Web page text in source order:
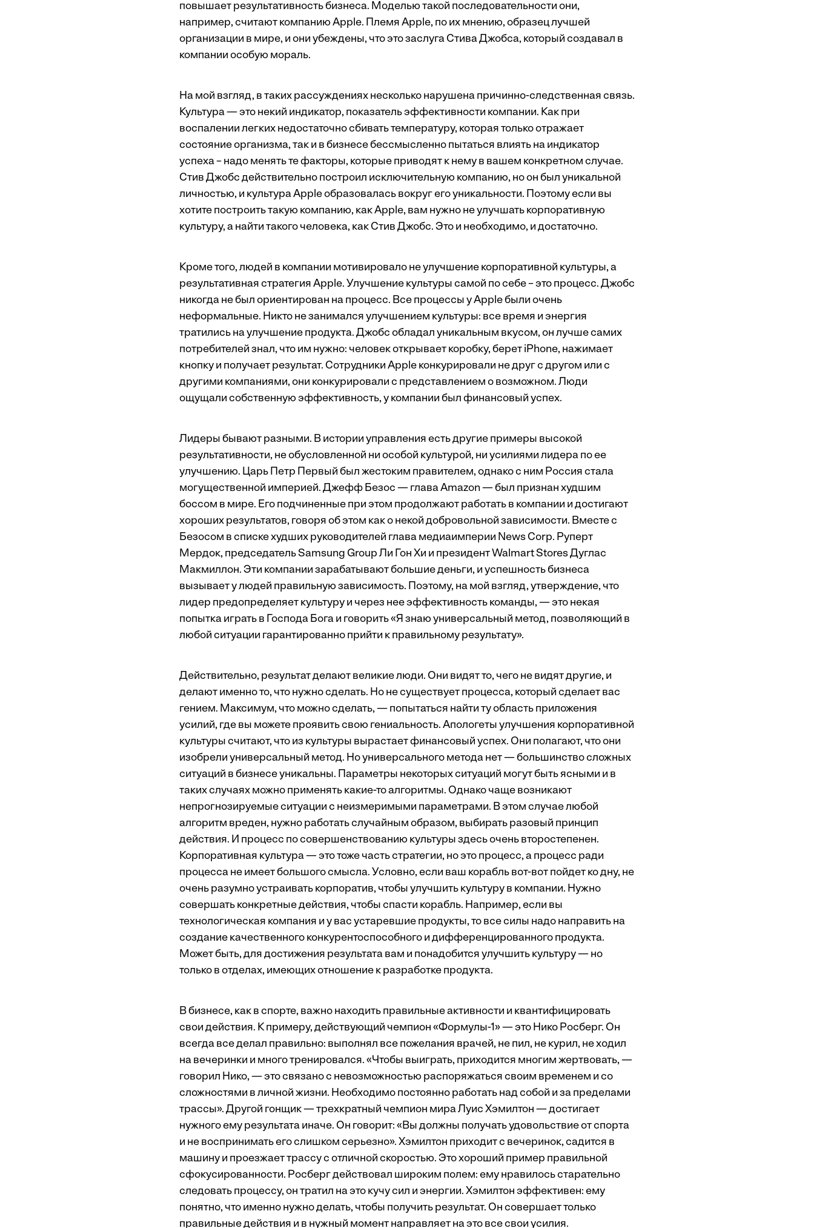
повышает результативность бизнеса. Моделью такой последовательности они,
например, считают компанию Apple. Племя Apple, по их мнению, образец лучшей
организации в мире, и они убеждены, что это заслуга Стива Джобса, который создавал в
компании особую мораль.
На мой взгляд, в таких рассуждениях несколько нарушена причинно-следственная связь.
Культура — это некий индикатор, показатель эффективности компании. Как при
воспалении легких недостаточно сбивать температуру, которая только отражает
состояние организма, так и в бизнесе бессмысленно пытаться влиять на индикатор
успеха – надо менять те факторы, которые приводят к нему в вашем конкретном случае.
Стив Джобс действительно построил исключительную компанию, но он был уникальной
личностью, и культура Apple образовалась вокруг его уникальности. Поэтому если вы
хотите построить такую компанию, как Apple, вам нужно не улучшать корпоративную
культуру, а найти такого человека, как Стив Джобс. Это и необходимо, и достаточно.
Кроме того, людей в компании мотивировало не улучшение корпоративной культуры, а
результативная стратегия Apple. Улучшение культуры самой по себе – это процесс. Джобс
никогда не был ориентирован на процесс. Все процессы у Apple были очень
неформальные. Никто не занимался улучшением культуры: все время и энергия
тратились на улучшение продукта. Джобс обладал уникальным вкусом, он лучше самих
потребителей знал, что им нужно: человек открывает коробку, берет iPhone, нажимает
кнопку и получает результат. Сотрудники Apple конкурировали не друг с другом или с
другими компаниями, они конкурировали с представлением о возможном. Люди
ощущали собственную эффективность, у компании был финансовый успех.
Лидеры бывают разными. В истории управления есть другие примеры высокой
результативности, не обусловленной ни особой культурой, ни усилиями лидера по ее
улучшению. Царь Петр Первый был жестоким правителем, однако с ним Россия стала
могущественной империей. Джефф Безос — глава Amazon — был признан худшим
боссом в мире. Его подчиненные при этом продолжают работать в компании и достигают
хороших результатов, говоря об этом как о некой добровольной зависимости. Вместе с
Безосом в списке худших руководителей глава медиаимперии News Corp. Руперт
Мердок, председатель Samsung Group Ли Гон Хи и президент Walmart Stores Дуглас
Макмиллон. Эти компании зарабатывают большие деньги, и успешность бизнеса
вызывает у людей правильную зависимость. Поэтому, на мой взгляд, утверждение, что
лидер предопределяет культуру и через нее эффективность команды, — это некая
попытка играть в Господа Бога и говорить «Я знаю универсальный метод, позволяющий в
любой ситуации гарантированно прийти к правильному результату».
Действительно, результат делают великие люди. Они видят то, чего не видят другие, и
делают именно то, что нужно сделать. Но не существует процесса, который сделает вас
гением. Максимум, что можно сделать, — попытаться найти ту область приложения
усилий, где вы можете проявить свою гениальность. Апологеты улучшения корпоративной
культуры считают, что из культуры вырастает финансовый успех. Они полагают, что они
изобрели универсальный метод. Но универсального метода нет — большинство сложных
ситуаций в бизнесе уникальны. Параметры некоторых ситуаций могут быть ясными и в
таких случаях можно применять какие-то алгоритмы. Однако чаще возникают
непрогнозируемые ситуации с неизмеримыми параметрами. В этом случае любой
алгоритм вреден, нужно работать случайным образом, выбирать разовый принцип
действия. И процесс по совершенствованию культуры здесь очень второстепенен.
Корпоративная культура — это тоже часть стратегии, но это процесс, а процесс ради
процесса не имеет большого смысла. Условно, если ваш корабль вот-вот пойдет ко дну, не
очень разумно устраивать корпоратив, чтобы улучшить культуру в компании. Нужно
совершать конкретные действия, чтобы спасти корабль. Например, если вы
технологическая компания и у вас устаревшие продукты, то все силы надо направить на
создание качественного конкурентоспособного и дифференцированного продукта.
Может быть, для достижения результата вам и понадобится улучшить культуру — но
только в отделах, имеющих отношение к разработке продукта.
В бизнесе, как в спорте, важно находить правильные активности и квантифицировать
свои действия. К примеру, действующий чемпион «Формулы-1» — это Нико Росберг. Он
всегда все делал правильно: выполнял все пожелания врачей, не пил, не курил, не ходил
на вечеринки и много тренировался. «Чтобы выиграть, приходится многим жертвовать, —
говорил Нико, — это связано с невозможностью распоряжаться своим временем и со
сложностями в личной жизни. Необходимо постоянно работать над собой и за пределами
трассы». Другой гонщик — трехкратный чемпион мира Луис Хэмилтон — достигает
нужного ему результата иначе. Он говорит: «Вы должны получать удовольствие от спорта
и не воспринимать его слишком серьезно». Хэмилтон приходит с вечеринок, садится в
машину и проезжает трассу с отличной скоростью. Это хороший пример правильной
сфокусированности. Росберг действовал широким полем: ему нравилось старательно
следовать процессу, он тратил на это кучу сил и энергии. Хэмилтон эффективен: ему
понятно, что именно нужно делать, чтобы получить результат. Он совершает только
правильные действия и в нужный момент направляет на это все свои усилия.